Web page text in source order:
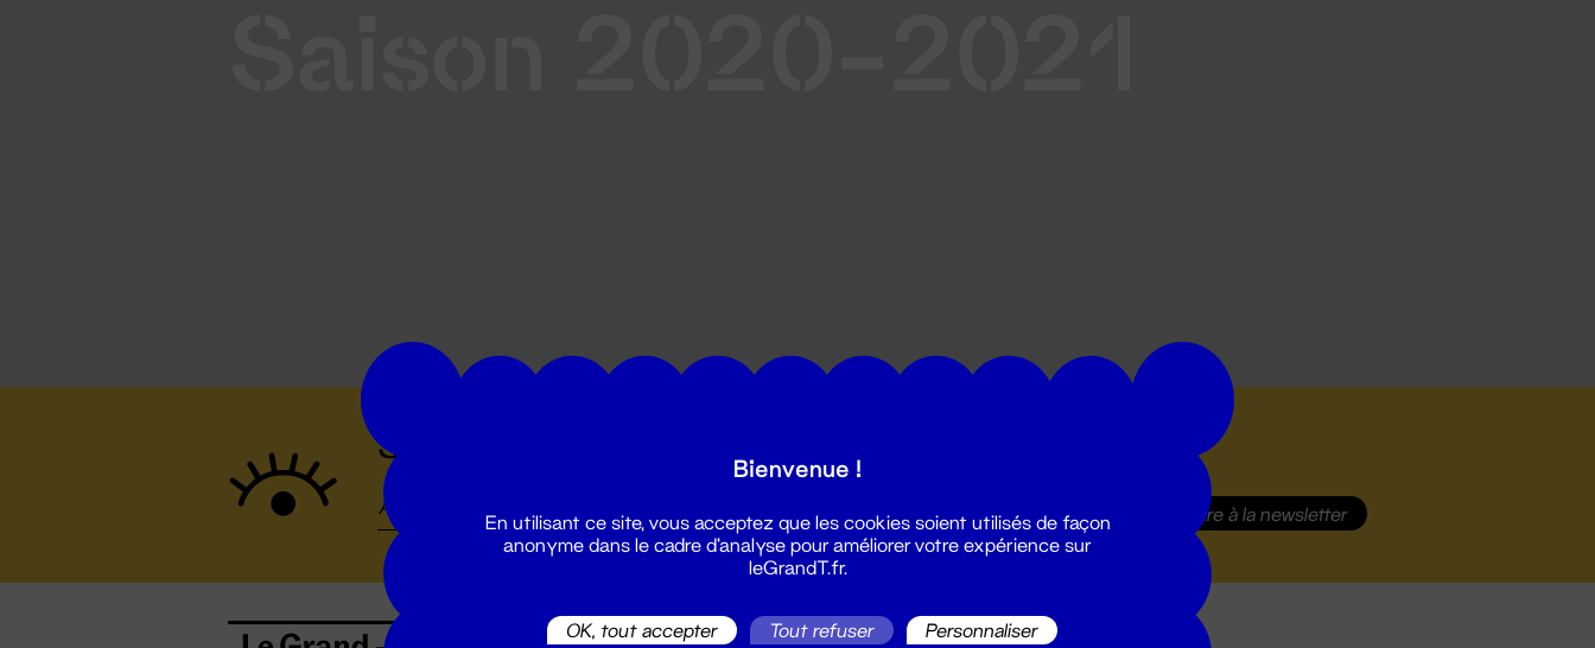
Suivez toutes les actualités du Grand T :
S'inscrire à la newsletter
Billetterie
Bienvenue !
En utilisant ce site, vous acceptez que les cookies soient utilisés de façon
anonyme dans le cadre d'analyse pour améliorer votre expérience sur
leGrandT.fr.
OK, tout accepter Tout refuser Personnaliser